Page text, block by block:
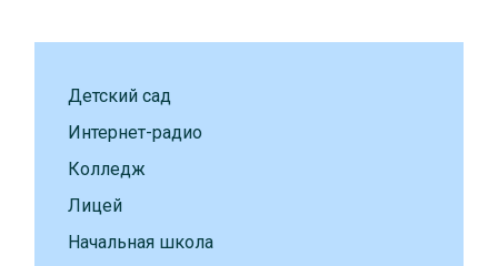
Детский сад
Интернет-радио
Колледж
Лицей
Начальная школа